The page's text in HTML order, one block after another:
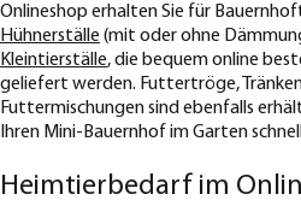
Onlineshop erhalten Sie für
Hühnerställe (mit oder ohne
Kleintierställe, die bequem online
geliefert werden. Futtertröge,
Futtermischungen sind ebenfalls
Ihren Mini-Bauernhof im Garten
Heimtierbedarf im